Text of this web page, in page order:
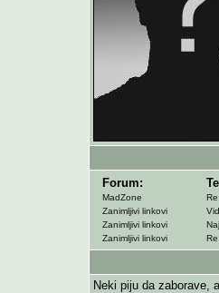
Forum:
MadZone
Zanimljivi linkovi
Zanimljivi linkovi
Zanimljivi linkovi
Neki piju da zaborave,